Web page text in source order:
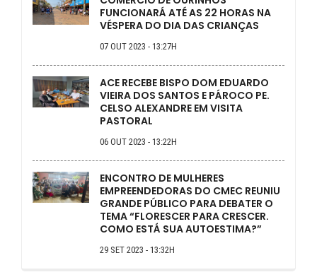
FUNCIONARÁ ATÉ AS 22 HORAS NA
VÉSPERA DO DIA DAS CRIANÇAS
07 OUT 2023 - 13:27H
ACE RECEBE BISPO DOM EDUARDO
VIEIRA DOS SANTOS E PÁROCO PE.
CELSO ALEXANDRE EM VISITA
PASTORAL
06 OUT 2023 - 13:22H
ENCONTRO DE MULHERES
EMPREENDEDORAS DO CMEC REUNIU
GRANDE PÚBLICO PARA DEBATER O
TEMA “FLORESCER PARA CRESCER.
COMO ESTÁ SUA AUTOESTIMA?”
29 SET 2023 - 13:32H